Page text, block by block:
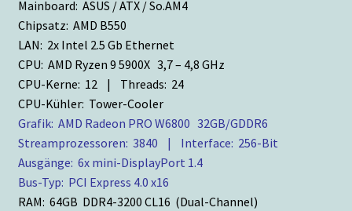
Mainboard: ASUS / ATX / So.AM4
Chipsatz: AMD B550
LAN: 2x Intel 2.5 Gb Ethernet
CPU: AMD Ryzen 9 5900X 3,7 – 4,8 GHz
CPU-Kerne: 12 | Threads: 24
CPU-Kühler: Tower-Cooler
Grafik: AMD Radeon PRO W6800 32GB/GDDR6
Streamprozessoren: 3840 | Interface: 256-Bit
Ausgänge: 6x mini-DisplayPort 1.4
Bus-Typ: PCI Express 4.0 x16
RAM: 64GB DDR4-3200 CL16 (Dual-Channel)